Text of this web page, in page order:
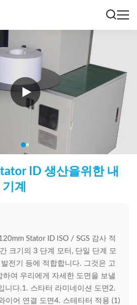
ID 생산을위한 내
계
Stator ID lSO / SGS 감사 적
크기의 3 단계 모터, 단일 단계 모
전기 등에 적합합니다. 그것은 고
하여 우리에게 자세한 도면을 보낼
니다.1. 스타터 라미네이션 도면2.
이어 연결 도면4. 스테타터 적용 (1)